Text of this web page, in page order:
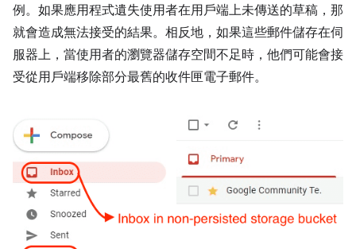
例。如果應用程式遺失使用者在用戶端上未傳送的草稿，那
就會造成無法接受的結果。相反地，如果這些郵件儲存在伺
服器上，當使用者的瀏覽器儲存空間不足時，他們可能會接
受從用戶端移除部分最舊的收件匣電子郵件。